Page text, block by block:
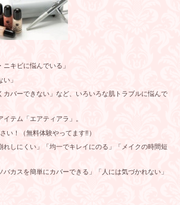
ニキビに悩んでいる」
」
カバーできない」など、いろいろな肌トラブルに悩んで
テム「エアティアラ」。
い！（無料体験やってます‼）
れしにくい」「均一でキレイにのる」「メイクの時間短
バカスを簡単にカバーできる」「人には気づかれない」